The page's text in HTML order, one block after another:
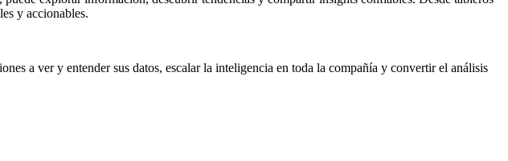
y accionables.
a ver y entender sus datos, escalar la inteligencia en toda la compañía y convertir el análisis